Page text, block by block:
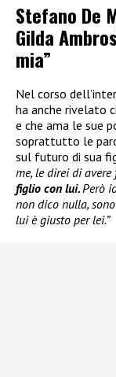
Stefano De
Gilda
mia”
Nel corso
ha anche rivelato
e che ama le sue
soprattutto le
sul futuro di sua
me, le direi di
figlio con lui.Però
non dico nulla,
lui è giusto per lei.”